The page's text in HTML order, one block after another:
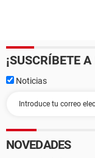
¡SUSCRÍBETE
Noticias
NOVEDADES